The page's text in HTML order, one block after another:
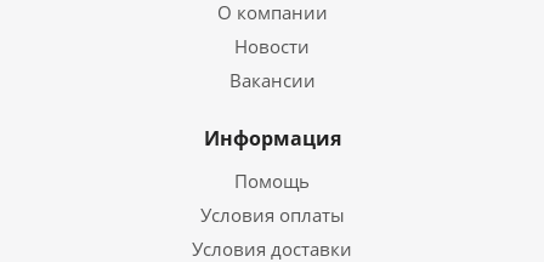
О компании
Новости
Вакансии
Информация
Помощь
Условия оплаты
Условия доставки